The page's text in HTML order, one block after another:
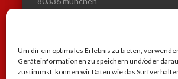
Um dir ein optimales Erlebnis zu bieten,
Geräteinformationen zu speichern und/oder
zustimmst, können wir Daten wie das